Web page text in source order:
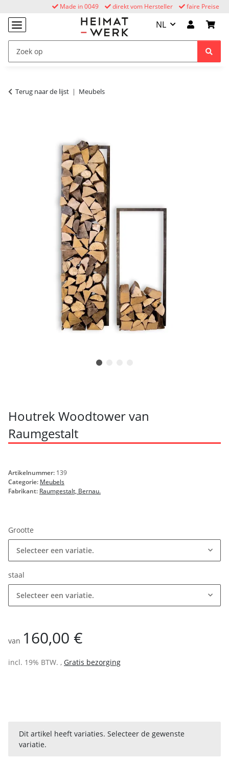
faire Preise
direkt vom Hersteller
Made in 0049
NL
Terug naar de lijst Meubels
Houtrek Woodtower van
Raumgestalt
Artikelnummer: 139
Categorie: Meubels
Fabrikant: Raumgestalt, Bernau.
Grootte
Selecteer een variatie.
staal
Selecteer een variatie.
van 160,00 €
incl. 19% BTW. , Gratis bezorging
x
Dit artikel heeft variaties. Selecteer de gewenste
variatie.